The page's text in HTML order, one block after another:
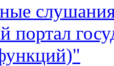
портал